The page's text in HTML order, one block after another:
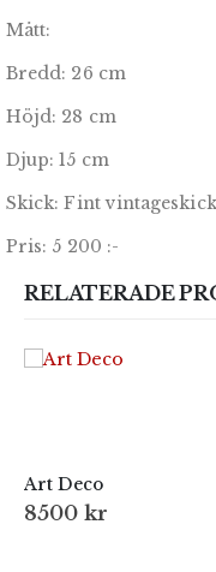
Mått:
Bredd: 26 cm
Höjd: 28 cm
Djup: 15 cm
Skick: Fint
Pris: 5 200 :-
RELATERADE
Art Deco
8500 kr